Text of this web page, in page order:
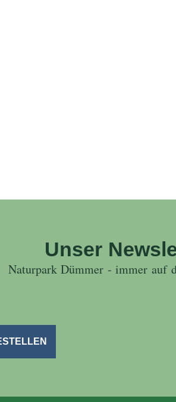
Unser
Naturpark Dümmer - immer auf